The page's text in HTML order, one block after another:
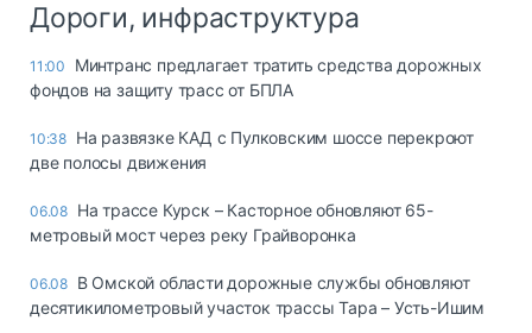
Дороги, инфраструктура
11:00
Минтранс предлагает тратить средства дорожных
фондов на защиту трасс от БПЛА
10:38 На развязке КАД с Пулковским шоссе перекроют
две полосы движения
06.08 На трассе Курск – Касторное обновляют 65-
метровый мост через реку Грайворонка
06.08 В Омской области дорожные службы обновляют
десятикилометровый участок трассы Тара – Усть-Ишим